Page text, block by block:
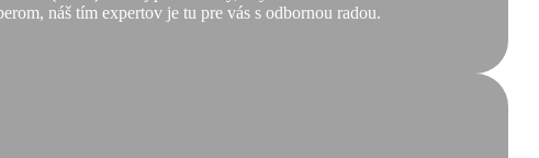
náš tím expertov je tu pre vás s odbornou radou.